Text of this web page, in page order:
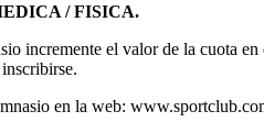
/ FISICA.
incremente el valor de la cuota
en la web: